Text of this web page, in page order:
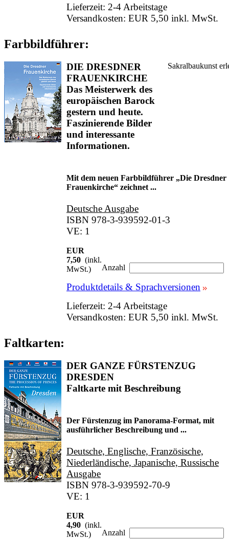
Lieferzeit: 2-4 Arbeitstage
Versandkosten: EUR 5,50 inkl. MwSt.
Farbbildführer:
DIE DRESDNER
FRAUENKIRCHE
Das Meisterwerk des
europäischen Barock
gestern und heute.
Faszinierende Bilder
und interessante
Informationen.
Sakralbaukunst
Mit dem neuen Farbbildführer „Die Dresdner
Frauenkirche“ zeichnet ...
Deutsche Ausgabe
ISBN 978-3-939592-01-3
VE: 1
EUR
7,50 (inkl.
MwSt.)
Anzahl
Produktdetails & Sprachversionen
Lieferzeit: 2-4 Arbeitstage
Versandkosten: EUR 5,50 inkl. MwSt.
Faltkarten:
DER GANZE FÜRSTENZUG
DRESDEN
Faltkarte mit Beschreibung
Der Fürstenzug im Panorama-Format, mit
ausführlicher Beschreibung und ...
Deutsche, Englische, Französische,
Niederländische, Japanische, Russische
Ausgabe
ISBN 978-3-939592-70-9
VE: 1
EUR
4,90 (inkl.
MwSt.)
Anzahl